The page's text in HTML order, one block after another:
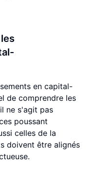
en capital-
de comprendre les
ne s'agit pas
poussant
celles de la
doivent être alignés